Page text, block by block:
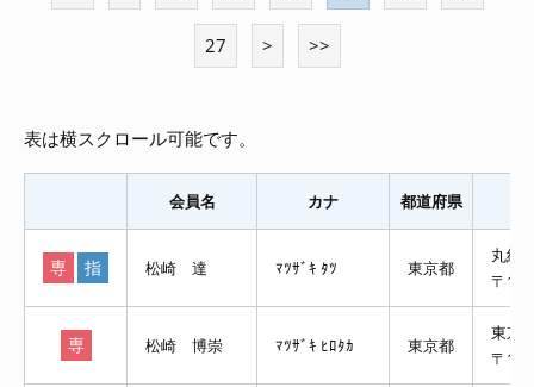
27 > >>
表は横スクロール可能です。
会員名 カナ 都道府県
専 指 松崎 達 ﾏﾂｻﾞｷ ﾀﾂ 東京都
丸紅
〒
専 松崎 博崇 ﾏﾂｻﾞｷ ﾋﾛﾀｶ 東京都
東京
〒